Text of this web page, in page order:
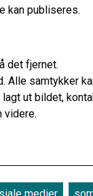
kan publiseres.
det fjernet.
Alle samtykker
ut bildet,
videre.